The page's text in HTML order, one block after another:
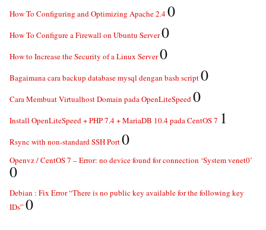
How To Configuring and Optimizing Apache 2.40
How To Configure a Firewall on Ubuntu Server0
How to Increase the Security of a Linux Server0
Bagaimana cara backup database mysql dengan bash script0
Cara Membuat Virtualhost Domain pada OpenLiteSpeed0
Install OpenLiteSpeed + PHP 7.4 + MariaDB 10.4 pada CentOS 7 1
Rsync with non-standard SSH Port0
Openvz / CentOS 7 – Error: no device found for connection ‘System venet0’
0
Debian : Fix Error “There is no public key available for the following key
IDs” 0